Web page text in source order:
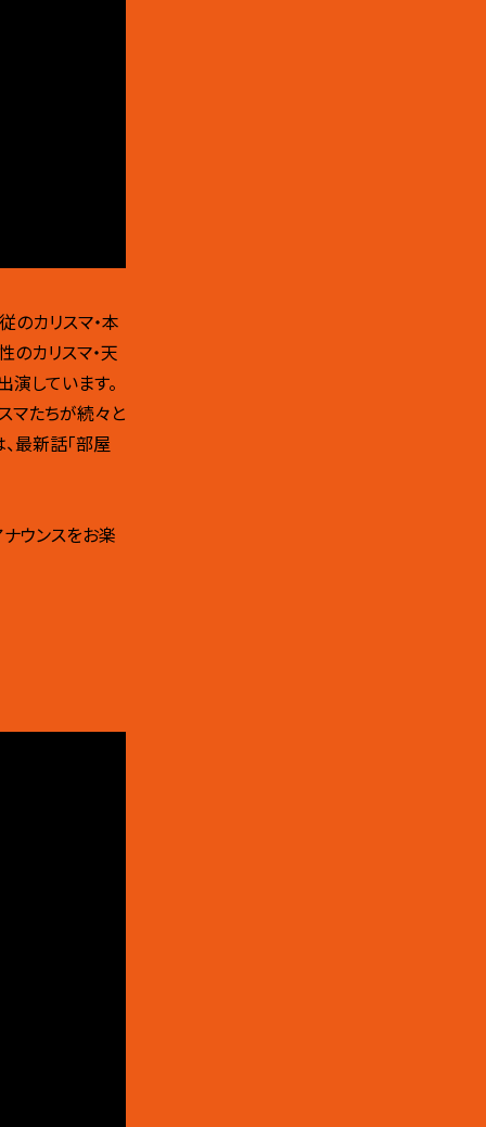
のカリスマ・本
のカリスマ・天
しています。
マたちが続々と
最新話「部屋
ウンスをお楽